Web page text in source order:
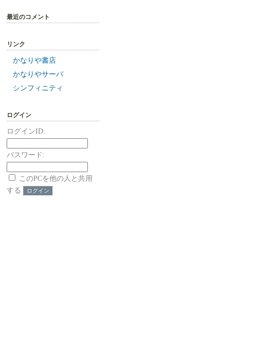
最近のコメント
リンク
かなりや書店
かなりやサーバ
シンフィニティ
ログイン
ログインID:
パスワード:
このPCを他の人と共用
する